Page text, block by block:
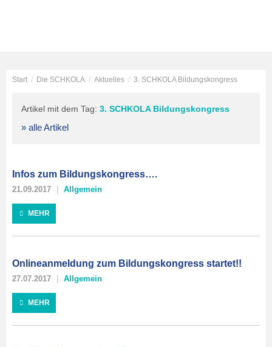
Start / Die SCHKOLA / Aktuelles / 3. SCHKOLA Bildungskongress
Artikel mit dem Tag: 3. SCHKOLA Bildungskongress
» alle Artikel
Infos zum Bildungskongress….
21.09.2017 Allgemein
MEHR
Onlineanmeldung zum Bildungskongress startet!!
27.07.2017 Allgemein
MEHR